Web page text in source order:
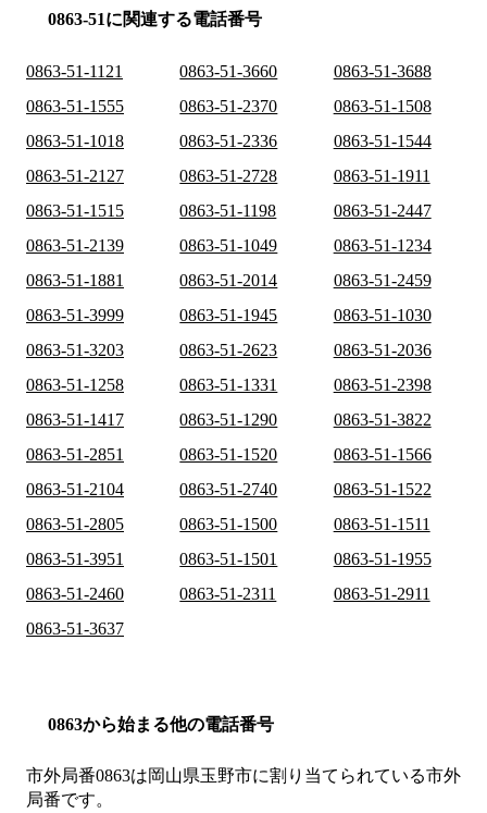
0863-51に関連する電話番号
0863-51-1121 0863-51-3660
0863-51-3688
0863-51-1555
0863-51-2370
0863-51-1508
0863-51-1018
0863-51-2336
0863-51-1544
0863-51-2127
0863-51-2728
0863-51-1911
0863-51-1515
0863-51-1198
0863-51-2447
0863-51-2139
0863-51-1049
0863-51-1234
0863-51-1881
0863-51-2014
0863-51-2459
0863-51-3999
0863-51-1945
0863-51-1030
0863-51-3203
0863-51-2623
0863-51-2036
0863-51-1258
0863-51-1331
0863-51-2398
0863-51-1417
0863-51-1290
0863-51-3822
0863-51-2851
0863-51-1520
0863-51-1566
0863-51-2104
0863-51-2740
0863-51-1522
0863-51-2805
0863-51-1500
0863-51-1511
0863-51-3951
0863-51-1501
0863-51-1955
0863-51-2460
0863-51-2311
0863-51-2911
0863-51-3637
0863から始まる他の電話番号
市外局番0863は岡山県玉野市に割り当てられている市外
局番です。